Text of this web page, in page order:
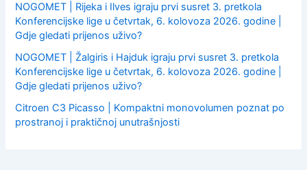
NOGOMET | Rijeka i Ilves igraju prvi susret 3. pretkola
Konferencijske lige u četvrtak, 6. kolovoza 2026. godine |
Gdje gledati prijenos uživo?
NOGOMET | Žalgiris i Hajduk igraju prvi susret 3. pretkola
Konferencijske lige u četvrtak, 6. kolovoza 2026. godine |
Gdje gledati prijenos uživo?
Citroen C3 Picasso | Kompaktni monovolumen poznat po
prostranoj i praktičnoj unutrašnjosti